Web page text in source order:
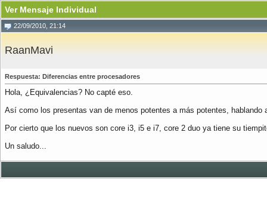
Ver Mensaje Individual
22/09/2010, 21:14
RaanMavi
Respuesta: Diferencias entre procesadores
Hola, ¿Equivalencias? No capté eso.
Así como los presentas van de menos potentes a más potentes, hablando
Por cierto que los nuevos son core i3, i5 e i7, core 2 duo ya tiene su
Un saludo...